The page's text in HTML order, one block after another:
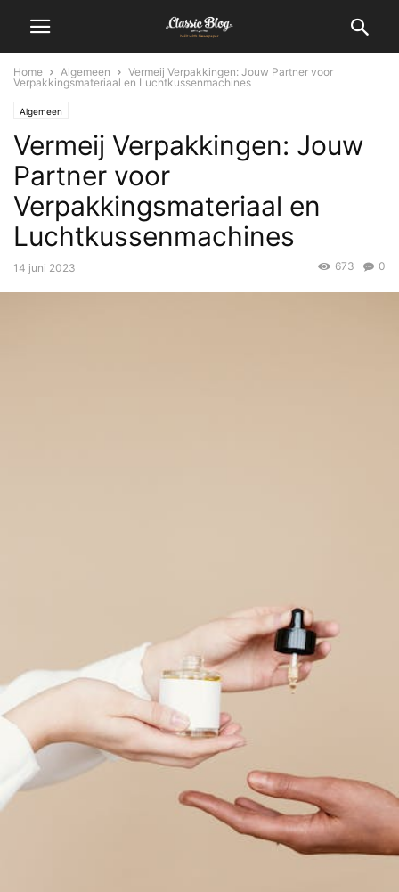
Home Algemeen
Vermeij Verpakkingen: Jouw Partner voor
Verpakkingsmateriaal en Luchtkussenmachines
Algemeen
Vermeij Verpakkingen: Jouw
Partner voor
Verpakkingsmateriaal en
Luchtkussenmachines
14 juni 2023 0
673